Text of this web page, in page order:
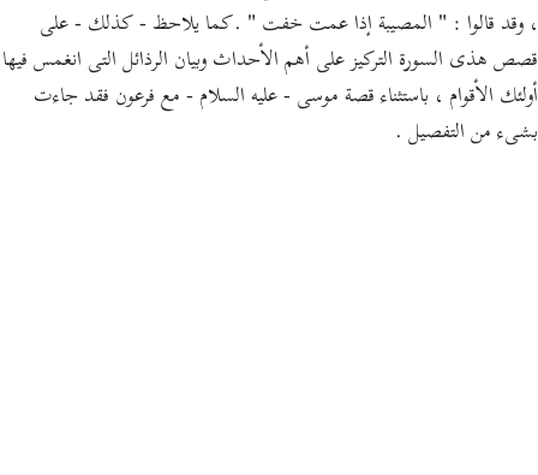
، وقد قالوا : " المصيبة إذا عمت خفت " .كما يلاحظ - كذلك - على
قصص هذى السورة التركيز على أهم الأحداث وبيان الرذائل التى انغمس فيها
أولئك الأقوام ، باستثناء قصة موسى - عليه السلام - مع فرعون فقد جاءت
بشىء من التفصيل .